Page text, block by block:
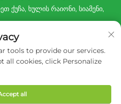
ქუჩა, ხულის რაიონი, სიამენი,
13860188777
protected]
(Xiamen) Co., Ltd.
tools to provide our services.
all cookies, click Personalize
all